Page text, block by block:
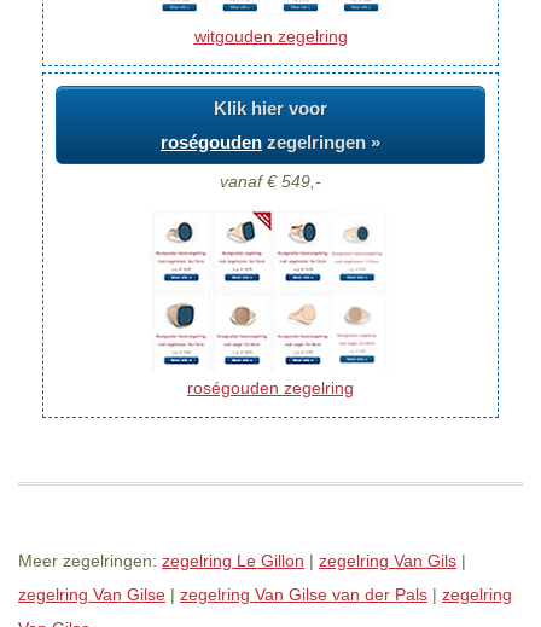
witgouden zegelring
Klik hier voor
roségouden zegelringen »
vanaf € 549,-
roségouden zegelring
Meer zegelringen: zegelring Le Gillon | zegelring Van Gils |
zegelring Van Gilse | zegelring Van Gilse van der Pals | zegelring